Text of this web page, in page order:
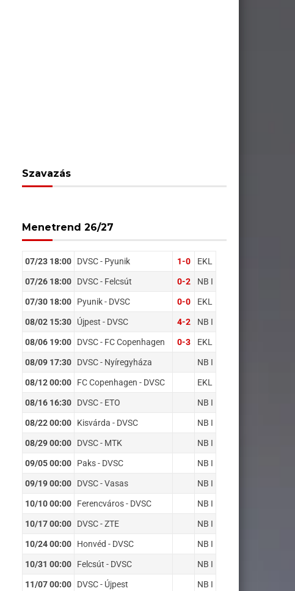
Szavazás
Menetrend 26/27
07/23 18:00 DVSC - Pyunik 1-0 EKL
07/26 18:00 DVSC - Felcsút 0-2 NB I
07/30 18:00 Pyunik - DVSC 0-0 EKL
08/02 15:30 Újpest - DVSC 4-2 NB I
08/06 19:00 DVSC - FC Copenhagen 0-3 EKL
08/09 17:30 DVSC - Nyíregyháza NB I
08/12 00:00 FC Copenhagen - DVSC EKL
08/16 16:30 DVSC - ETO NB I
08/22 00:00 Kisvárda - DVSC NB I
08/29 00:00 DVSC - MTK NB I
09/05 00:00 Paks - DVSC NB I
09/19 00:00 DVSC - Vasas NB I
10/10 00:00 Ferencváros - DVSC NB I
10/17 00:00 DVSC - ZTE NB I
10/24 00:00 Honvéd - DVSC NB I
10/31 00:00 Felcsút - DVSC NB I
11/07 00:00 DVSC - Újpest NB I